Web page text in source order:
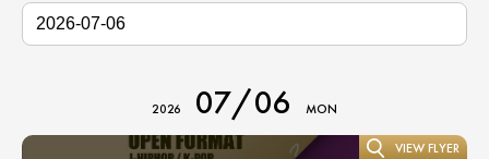
2026 07/06 MON
VIEW FLYER